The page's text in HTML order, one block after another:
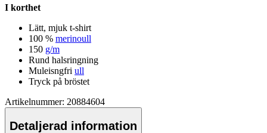
I korthet
Lätt, mjuk t-shirt
100 % merinoull
150 g/m
Rund halsringning
Muleisngfri ull
Tryck på bröstet
Artikelnummer: 20884604
Detaljerad information